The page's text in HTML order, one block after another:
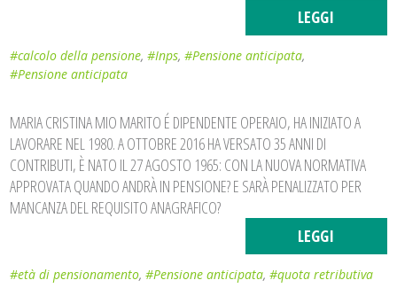
LEGGI
#calcolo della pensione,#Inps,#Pensione anticipata,
#Pensione anticipata
MARIA CRISTINA MIO MARITO É DIPENDENTE OPERAIO, HA INIZIATO A
LAVORARE NEL 1980. A OTTOBRE 2016 HA VERSATO 35 ANNI DI
CONTRIBUTI, È NATO IL 27 AGOSTO 1965: CON LA NUOVA NORMATIVA
APPROVATA QUANDO ANDRÀ IN PENSIONE? E SARÀ PENALIZZATO PER
MANCANZA DEL REQUISITO ANAGRAFICO?
LEGGI
#età di pensionamento,#Pensione anticipata,#quota retributiva